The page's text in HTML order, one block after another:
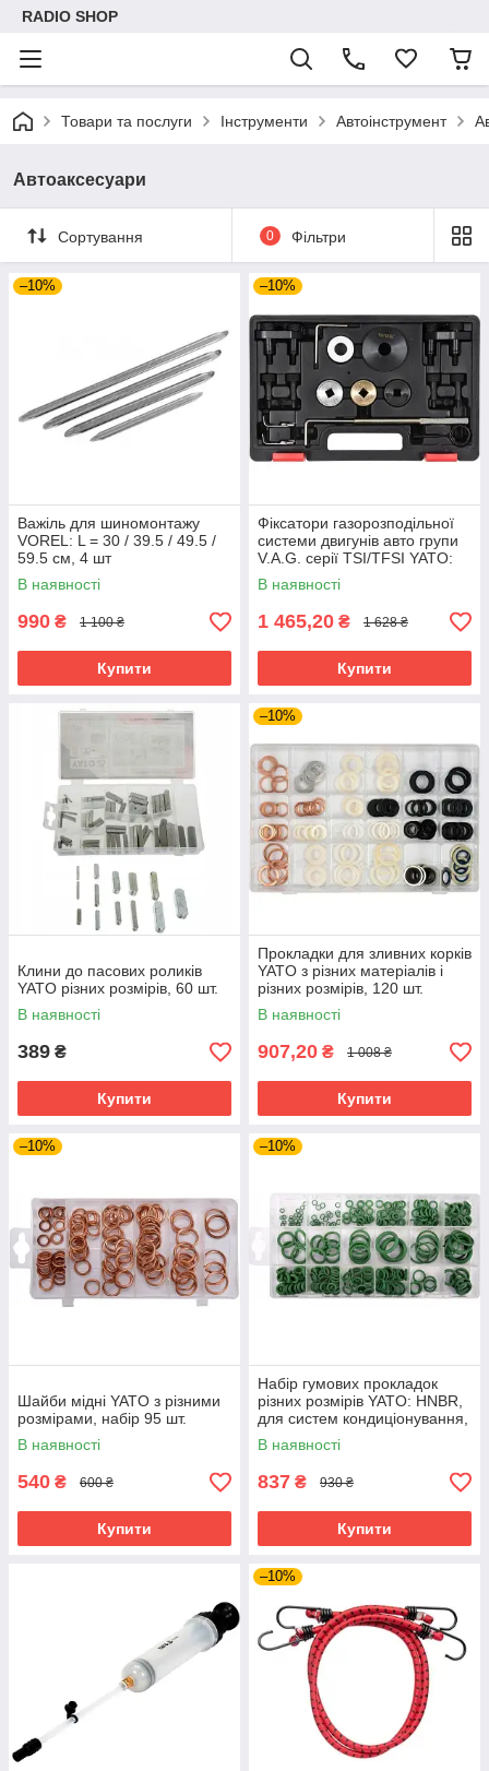
RADIO SHOP
Товари та послуги Інструменти Автоінструмент
Автоаксесуари
Сортування 0 Фільтри
–10%
Важіль для шиномонтажу
VOREL: L = 30 / 39.5 / 49.5 /
59.5 см, 4 шт
В наявності
990 ₴ 1 100 ₴
Купити
–10%
Фіксатори газорозподільної
системи двигунів авто групи
V.A.G. серії TSI/TFSI YATO:
набір, 16 елементів
В наявності
1 465,20 ₴ 1 628 ₴
Купити
Клини до пасових роликів
YATO різних розмірів, 60 шт.
В наявності
389 ₴
Купити
–10%
Прокладки для зливних корків
YATO з різних матеріалів і
різних розмірів, 120 шт.
В наявності
907,20 ₴ 1 008 ₴
Купити
–10%
Шайби мідні YATO з різними
розмірами, набір 95 шт.
В наявності
540 ₴ 600 ₴
Купити
–10%
Набір гумових прокладок
різних розмірів YATO: HNBR,
для систем кондиціонування,
225 шт.
В наявності
837 ₴ 930 ₴
Купити
–10%